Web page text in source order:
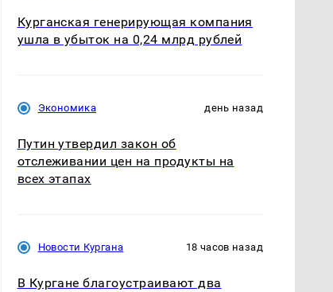
Курганская генерирующая компания
ушла в убыток на 0,24 млрд рублей
Экономика день назад
Путин утвердил закон об
отслеживании цен на продукты на
всех этапах
Новости Кургана 18 часов назад
В Кургане благоустраивают два